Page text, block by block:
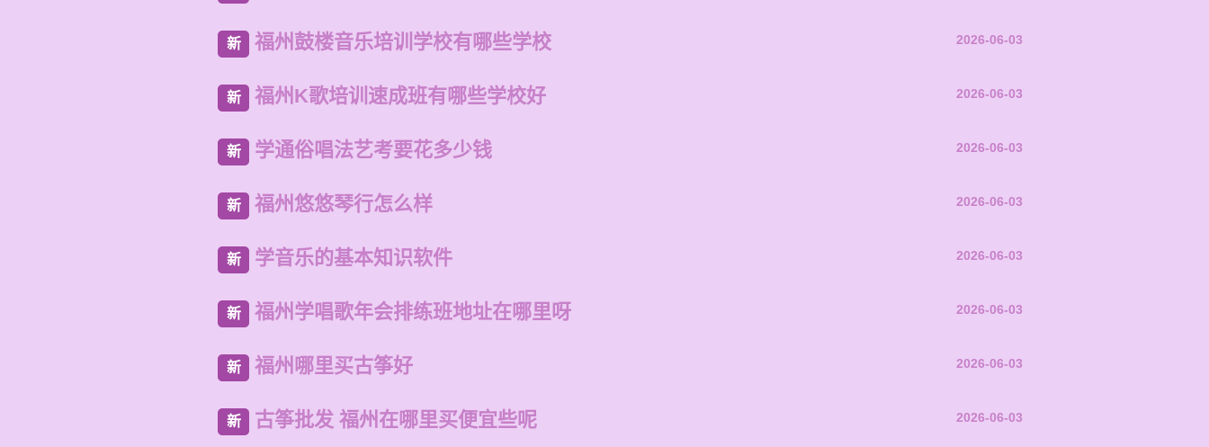
新 福州鼓楼音乐培训学校有哪些学校 2026-06-03
新 福州K歌培训速成班有哪些学校好 2026-06-03
新 学通俗唱法艺考要花多少钱 2026-06-03
新 福州悠悠琴行怎么样 2026-06-03
新 学音乐的基本知识软件 2026-06-03
新 福州学唱歌年会排练班地址在哪里呀 2026-06-03
新 福州哪里买古筝好 2026-06-03
新 古筝批发 福州在哪里买便宜些呢 2026-06-03